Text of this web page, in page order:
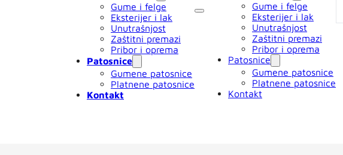
Gume i felge
Eksterijer i lak
Unutrašnjost
Zaštitni premazi
Pribor i oprema
Patosnice
Gumene patosnice
Platnene patosnice
Kontakt
Gume i felge
Eksterijer i lak
Unutrašnjost
Zaštitni premazi
Pribor i oprema
Patosnice
Gumene patosnice
Platnene patosnice
Kontakt